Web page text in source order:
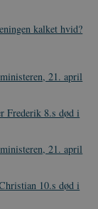
kalket hvid?
21. april
Frederik 8.s død i
21. april
10.s død i30